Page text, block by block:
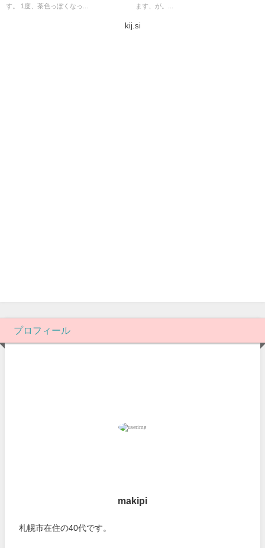
す。 1度、茶色っぽくなっ...
ます、が。...
kij.si
プロフィール
makipi
札幌市在住の40代です。